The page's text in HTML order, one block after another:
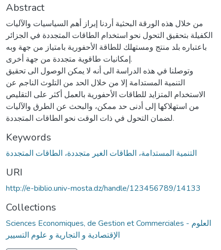
Abstract
من خلال هذه الورقة البحثية أردنا إبراز أهم السياسيات والآليات
الكفيلة بتحقيق التحول نحو استخدام الطاقات المتجددة في الجزائر
باعتباره بلد منتج ومستهلك للطاقة الأحفورية بامتياز من جهة وبه
إمكانيات طاقوية متجددة من جهة أخرى.
وتوصلنا في هذه الدراسة الى أنه لا يمكن الوصول الى تحقيق
التنمية المستدامة إلا من خلال الحد من التلوث الناجم عن
الاستخدام المتزايد للطاقات الأحفورية بالعمل أكثر على التقليص
من استهلاكها إلى أدنى حد ممكن، والبحث عن الطرق والآليات
لضمان التحول في ذات الوقت نحو الطاقات المتجددة.
Keywords
التنمية المستدامة، الطاقات الغير متجددة، الطاقات المتجددة
URI
http://e-biblio.univ-mosta.dz/handle/123456789/14133
Collections
Sciences Economiques, de Gestion et Commerciales - العلوم
الإقتصادية و التجارية و علوم التسيير